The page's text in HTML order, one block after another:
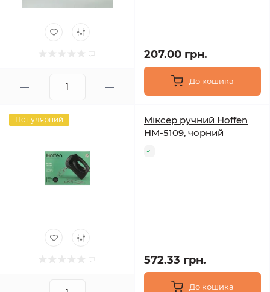
207.00 грн.
До кошика
Популярний
Міксер ручний Hoffen
HM-5109, чорний
572.33 грн.
До кошика